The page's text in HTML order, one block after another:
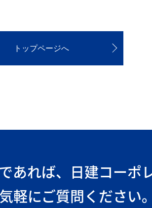
トップページへ
あれば、 日建コーポ
軽にご質問ください。